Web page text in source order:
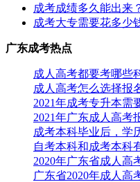
成考成绩多久能出来
成考大专需要花多少
广东成考热点
成人高考都要考哪些
成人高考怎么选择报
2021年成考专升本需
2021年广东成人高考
成考本科毕业后，学
自考本科和成考本科
2020年广东省成人高
广东省2020年成人高